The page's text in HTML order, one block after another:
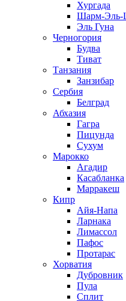
Хургада
Шарм-Эль-
Эль Гуна
Черногория
Будва
Тиват
Танзания
Занзибар
Сербия
Белград
Абхазия
Гагра
Пицунда
Сухум
Марокко
Агадир
Касабланка
Марракеш
Кипр
Айя-Напа
Ларнака
Лимассол
Пафос
Протарас
Хорватия
Дубровник
Пула
Сплит